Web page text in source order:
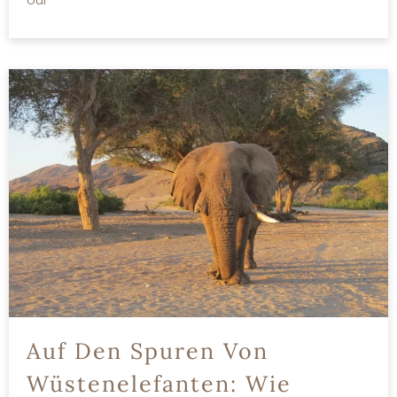
Auf Den Spuren Von
Wüstenelefanten: Wie